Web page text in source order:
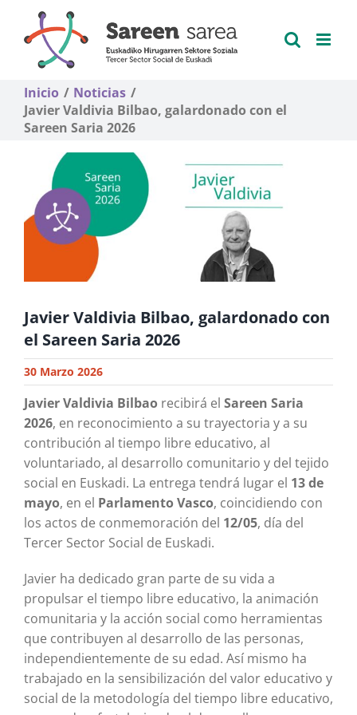
contenido
Inicio
Noticias
Javier Valdivia Bilbao, galardonado con el
Sareen Saria 2026
Javier Valdivia Bilbao, galardonado con
el Sareen Saria 2026
30 Marzo 2026
Javier Valdivia Bilbaorecibirá el Sareen Saria
2026, en reconocimiento a su trayectoria y a su
contribución al tiempo libre educativo, al
voluntariado, al desarrollo comunitario y del tejido
social en Euskadi. La entrega tendrá lugar el 13 de
mayo, en el Parlamento Vasco, coincidiendo con
los actos de conmemoración del 12/05, día del
Tercer Sector Social de Euskadi.
Javier ha dedicado gran parte de su vida a
propulsar el tiempo libre educativo, la animación
comunitaria y la acción social como herramientas
que contribuyen al desarrollo de las personas,
independientemente de su edad. Así mismo ha
trabajado en la sensibilización del valor educativo y
social de la metodología del tiempo libre educativo,